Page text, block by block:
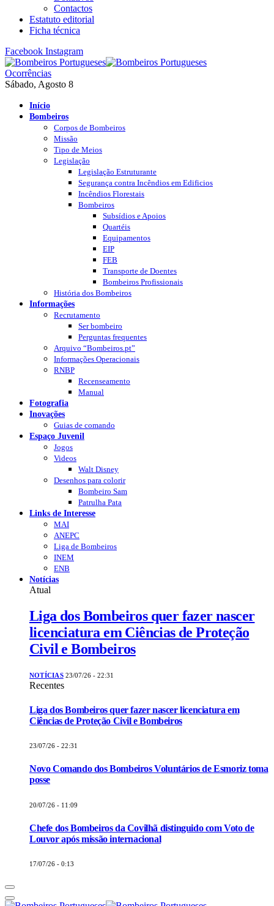
Contactos
Estatuto editorial
Ficha técnica
Facebook Instagram
Ocorrências
Sábado, Agosto 8
Início
Bombeiros
Corpos de Bombeiros
Missão
Tipo de Meios
Legislação
Legislação Estruturante
Segurança contra Incêndios em Edificios
Incêndios Florestais
Bombeiros
Subsídios e Apoios
Quartéis
Equipamentos
EIP
FEB
Transporte de Doentes
Bombeiros Profissionais
História dos Bombeiros
Informações
Recrutamento
Ser bombeiro
Perguntas frequentes
Arquivo “Bombeiros.pt”
Informações Operacionais
RNBP
Recenseamento
Manual
Fotografia
Inovações
Guias de comando
Espaço Juvenil
Jogos
Videos
Walt Disney
Desenhos para colorir
Bombeiro Sam
Patrulha Pata
Links de Interesse
MAI
ANEPC
Liga de Bombeiros
INEM
ENB
Notícias
Atual
Liga dos Bombeiros quer fazer nascer
licenciatura em Ciências de Proteção
Civil e Bombeiros
NOTÍCIAS 23/07/26 - 22:31
Recentes
Liga dos Bombeiros quer fazer nascer licenciatura em
Ciências de Proteção Civil e Bombeiros
23/07/26 - 22:31
Novo Comando dos Bombeiros Voluntários de Esmoriz toma
posse
20/07/26 - 11:09
Chefe dos Bombeiros da Covilhã distinguido com Voto de
Louvor após missão internacional
17/07/26 - 0:13